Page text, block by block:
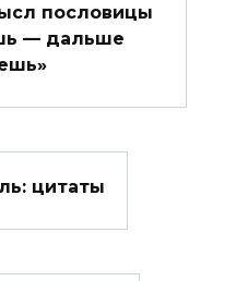
пословицы
— дальше
цитаты